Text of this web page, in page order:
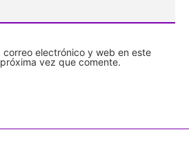
correo electrónico y web en este
vez que comente.